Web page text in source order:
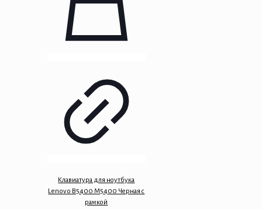
Клавиатура для ноутбука
Lenovo B5400 M5400 Черная с
рамкой